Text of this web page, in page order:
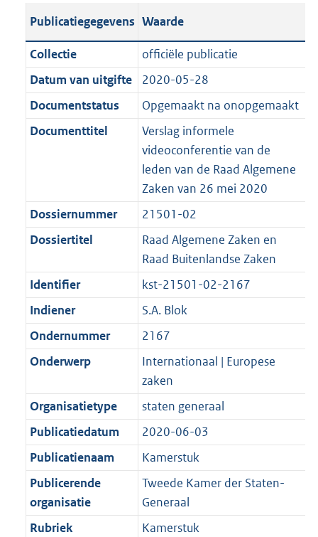
a
i
e
i
n
f
a
t
e
4
K
b
c
t
i
e
i
n
a
a
t
:
0
K
b
i
a
t
i
e
i
m
a
t
t
e
1
2
K
l
c
a
t
i
e
r
m
a
t
o
t
:
1
7
a
n
d
s
g
r
o
o
t
t
e
:
2
K
b
a
n
d
s
g
r
o
o
t
t
e
:
2
K
Publicatiegegevens Waarde
Collectie
officiële publicatie
Datum van uitgifte
2020-05-28
Documentstatus
Opgemaakt na onopgemaakt
Documenttitel
Verslag informele
videoconferentie van de
leden van de Raad Algemene
Zaken van 26 mei 2020
Dossiernummer
21501-02
Dossiertitel
Raad Algemene Zaken en
Raad Buitenlandse Zaken
Identifier
kst-21501-02-2167
Indiener
S.A. Blok
Ondernummer
2167
Onderwerp
Internationaal | Europese
zaken
Organisatietype
staten generaal
Publicatiedatum
2020-06-03
Publicatienaam
Kamerstuk
Publicerende
organisatie
Tweede Kamer der Staten-
Generaal
Rubriek
Kamerstuk